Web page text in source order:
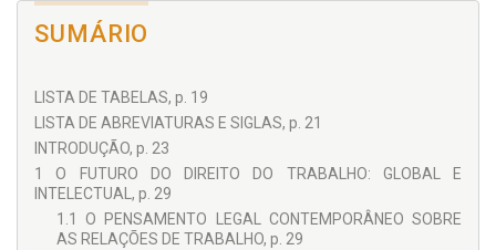
Subseção de Passo Fundo.
SUMÁRIO
LISTA DE TABELAS, p. 19
LISTA DE ABREVIATURAS E SIGLAS, p. 21
INTRODUÇÃO, p. 23
1 O FUTURO DO DIREITO DO TRABALHO: GLOBAL E
INTELECTUAL, p. 29
1.1 O PENSAMENTO LEGAL CONTEMPORÂNEO SOBRE
AS RELAÇÕES DE TRABALHO, p. 29